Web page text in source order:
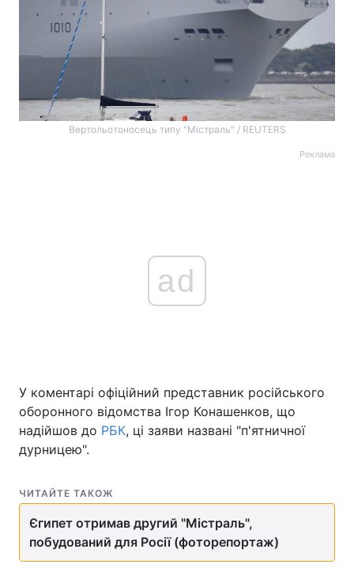
Вертольотоносець типу "Містраль" / REUTERS
Реклама
ad
У коментарі офіційний представник російського
оборонного відомства Ігор Конашенков, що
надійшов до РБК, ці заяви названі "п'ятничної
дурницею".
ЧИТАЙТЕ ТАКОЖ
Єгипет отримав другий "Містраль",
побудований для Росії (фоторепортаж)